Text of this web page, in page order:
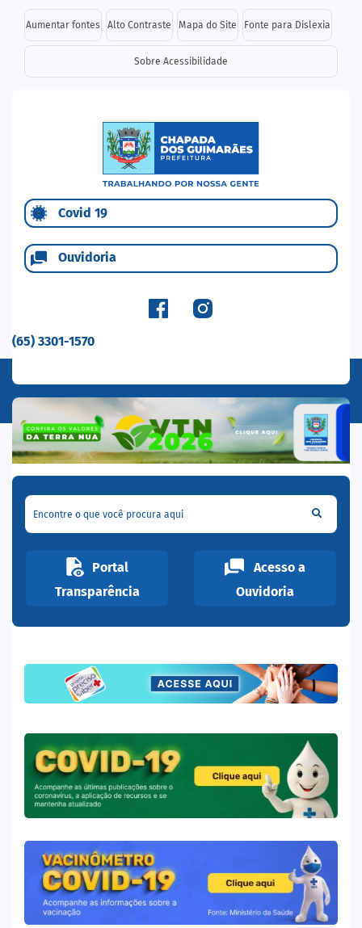
Seção de atalhos e links
Ir para o conteúdo [alt+1]
Ir para o menu [alt+2]
Ir para a busca [alt+3]
Aumentar fontes Alto Contraste Mapa do Site Fonte para Dislexia
Sobre Acessibilidade
Seção do menu principal
(65) 3301-1570
Covid 19
Ouvidoria
Encontre o que você procura aqui
Portal
Transparência
Acesso a
Ouvidoria